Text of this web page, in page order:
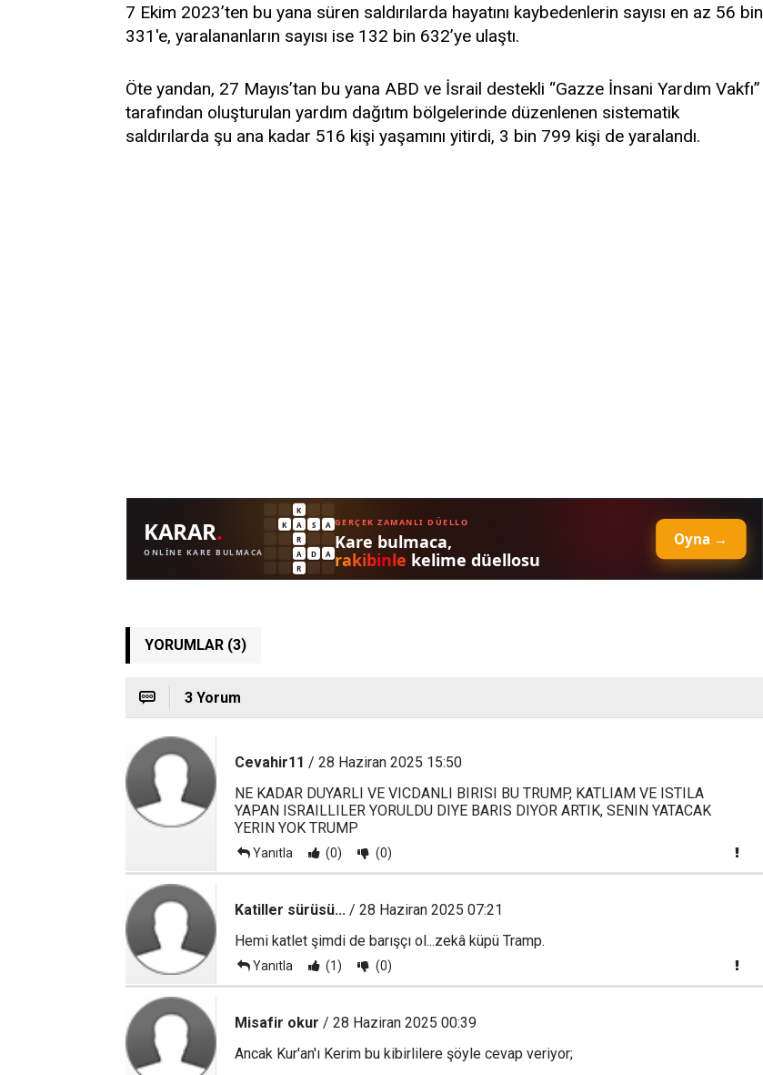
7 Ekim 2023’ten bu yana süren saldırılarda hayatını kaybedenlerin sayısı en az 56 bin
331'e, yaralananların sayısı ise 132 bin 632’ye ulaştı.
Öte yandan, 27 Mayıs’tan bu yana ABD ve İsrail destekli “Gazze İnsani Yardım Vakfı”
tarafından oluşturulan yardım dağıtım bölgelerinde düzenlenen sistematik
saldırılarda şu ana kadar 516 kişi yaşamını yitirdi, 3 bin 799 kişi de yaralandı.
YORUMLAR (3)
3 Yorum
Cevahir11 / 28 Haziran 2025 15:50
NE KADAR DUYARLI VE VICDANLI BIRISI BU TRUMP, KATLIAM VE ISTILA
YAPAN ISRAILLILER YORULDU DIYE BARIS DIYOR ARTIK, SENIN YATACAK
YERIN YOK TRUMP
Yanıtla (0) (0)
Katiller sürüsü... / 28 Haziran 2025 07:21
Hemi katlet şimdi de barışçı ol...zekâ küpü Tramp.
Yanıtla (1) (0)
Misafir okur / 28 Haziran 2025 00:39
Ancak Kur'an'ı Kerim bu kibirlilere şöyle cevap veriyor;